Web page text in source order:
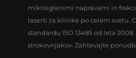
mikroiglenimi napravami in
laserti za klinike po celem svetu.
standardu ISO 13485 od leta
strokovnjakov. Zahtevajte